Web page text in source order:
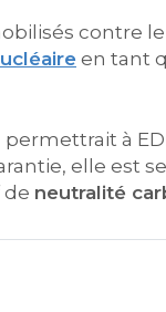
contre
en tant
permettrait à
elle est
de neutralité